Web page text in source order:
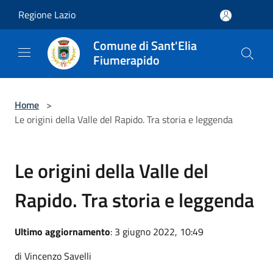
Regione Lazio
Comune di Sant'Elia
Fiumerapido
Home >
Le origini della Valle del Rapido. Tra storia e leggenda
Le origini della Valle del
Rapido. Tra storia e leggenda
Ultimo aggiornamento: 3 giugno 2022, 10:49
di Vincenzo Savelli